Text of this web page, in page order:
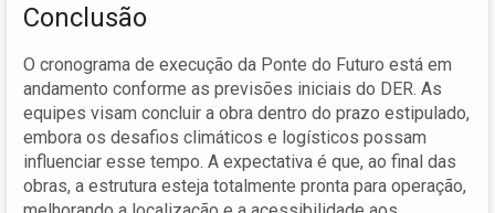
Conclusão
O cronograma de execução da Ponte do Futuro está em
andamento conforme as previsões iniciais do DER. As
equipes visam concluir a obra dentro do prazo estipulado,
embora os desafios climáticos e logísticos possam
influenciar esse tempo. A expectativa é que, ao final das
obras, a estrutura esteja totalmente pronta para operação,